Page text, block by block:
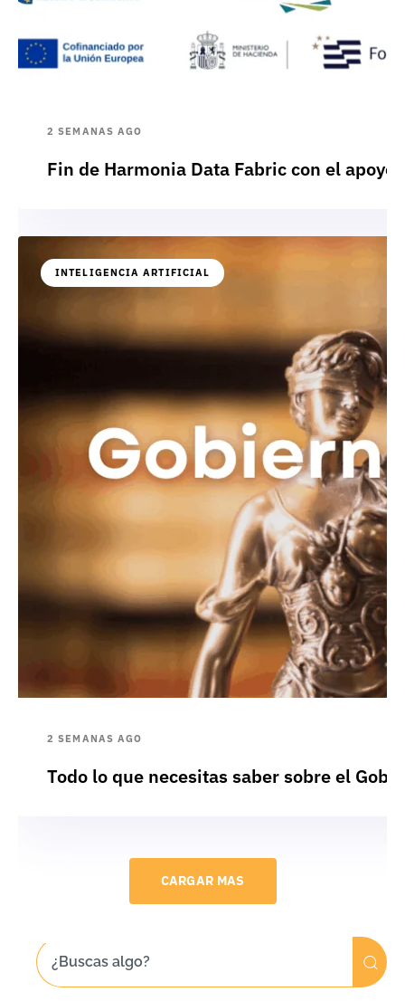
2 SEMANAS AGO
Fin de Harmonia Data Fabric con el apoyo
INTELIGENCIA ARTIFICIAL
2 SEMANAS AGO
Todo lo que necesitas saber sobre el
CARGAR MAS